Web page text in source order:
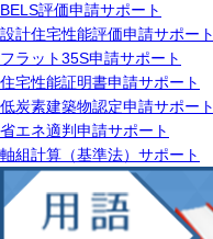
BELS評価申請サポート
設計住宅性能評価申請サポート
フラット35S申請サポート
住宅性能証明書申請サポート
低炭素建築物認定申請サポート
省エネ適判申請サポート
軸組計算（基準法）サポート